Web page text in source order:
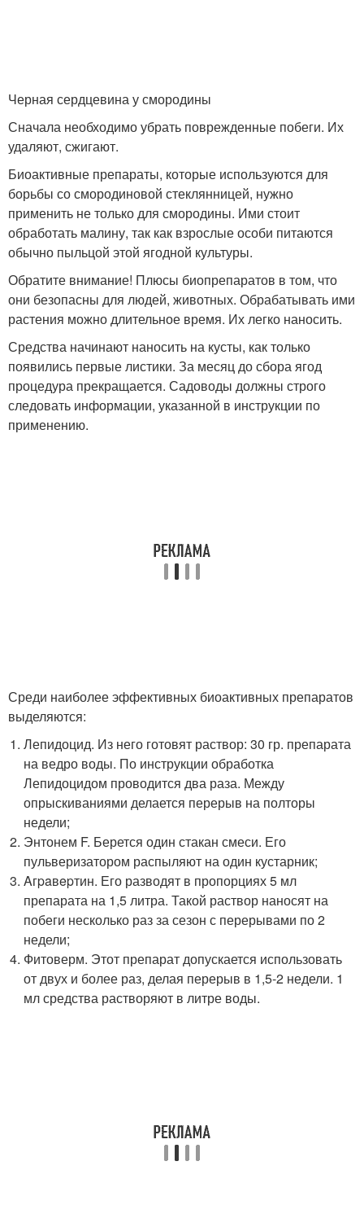
Черная сердцевина у смородины
Сначала необходимо убрать поврежденные побеги. Их
удаляют, сжигают.
Биоактивные препараты, которые используются для
борьбы со смородиновой стеклянницей, нужно
применить не только для смородины. Ими стоит
обработать малину, так как взрослые особи питаются
обычно пыльцой этой ягодной культуры.
Обратите внимание! Плюсы биопрепаратов в том, что
они безопасны для людей, животных. Обрабатывать ими
растения можно длительное время. Их легко наносить.
Средства начинают наносить на кусты, как только
появились первые листики. За месяц до сбора ягод
процедура прекращается. Садоводы должны строго
следовать информации, указанной в инструкции по
применению.
Среди наиболее эффективных биоактивных препаратов
выделяются:
Лепидоцид. Из него готовят раствор: 30 гр. препарата
на ведро воды. По инструкции обработка
Лепидоцидом проводится два раза. Между
опрыскиваниями делается перерыв на полторы
недели;
Энтонем F. Берется один стакан смеси. Его
пульверизатором распыляют на один кустарник;
Aгpaвepтин. Его разводят в пропорциях 5 мл
препарата на 1,5 литра. Такой раствор наносят на
побеги несколько раз за сезон с перерывами по 2
недели;
Фитоверм. Этот препарат допускается использовать
от двух и более раз, делая перерыв в 1,5-2 недели. 1
мл средства растворяют в литре воды.